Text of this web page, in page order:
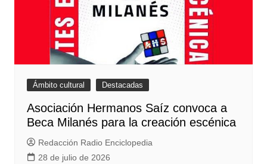
Ámbito cultural Destacadas
Asociación Hermanos Saíz convoca a
Beca Milanés para la creación escénica
Redacción Radio Enciclopedia
28 de julio de 2026